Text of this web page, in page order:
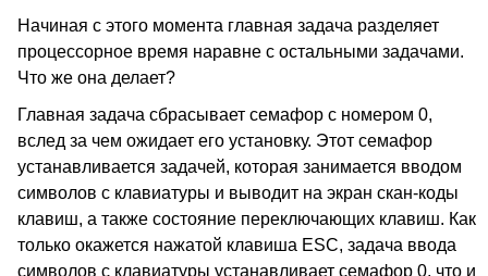
Начиная с этого момента главная задача разделяет
процессорное время наравне с остальными задачами.
Что же она делает?
Главная задача сбрасывает семафор с номером 0,
вслед за чем ожидает его установку. Этот семафор
устанавливается задачей, которая занимается вводом
символов с клавиатуры и выводит на экран скан-коды
клавиш, а также состояние переключающих клавиш. Как
только окажется нажатой клавиша ESC, задача ввода
символов с клавиатуры устанавливает семафор 0, что и